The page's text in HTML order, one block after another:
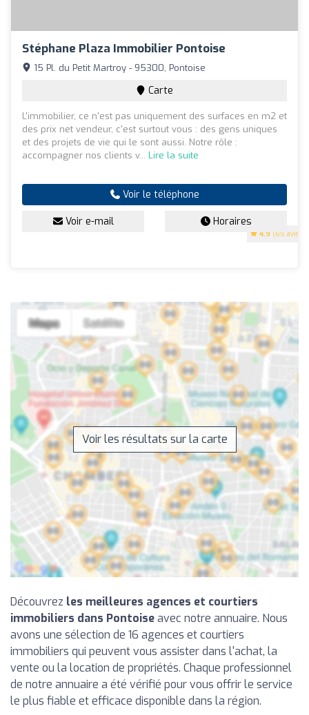
Stéphane Plaza Immobilier Pontoise
4.9 (65 avis)
15 Pl. du Petit Martroy - 95300, Pontoise
Carte
L'immobilier, ce n'est pas uniquement des surfaces en m2 et
des prix net vendeur, c'est surtout vous : des gens uniques
et des projets de vie qui le sont aussi. Notre rôle :
accompagner nos clients v... Lire la suite
Voir le téléphone
Voir e-mail Horaires
Voir les résultats sur la carte
Découvrez les meilleures agences et courtiers
immobiliers dans Pontoiseavec notre annuaire. Nous
avons une sélection de 16 agences et courtiers
immobiliers qui peuvent vous assister dans l'achat, la
vente ou la location de propriétés. Chaque professionnel
de notre annuaire a été vérifié pour vous offrir le service
le plus fiable et efficace disponible dans la région.